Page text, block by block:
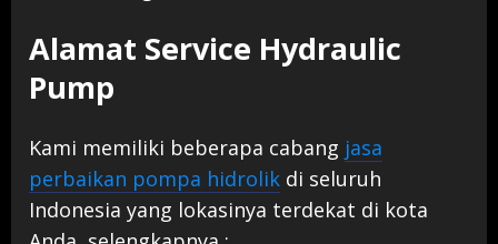
Alamat Service Hydraulic
Pump
Kami memiliki beberapa cabang jasa
perbaikan pompa hidrolik di seluruh
Indonesia yang lokasinya terdekat di kota